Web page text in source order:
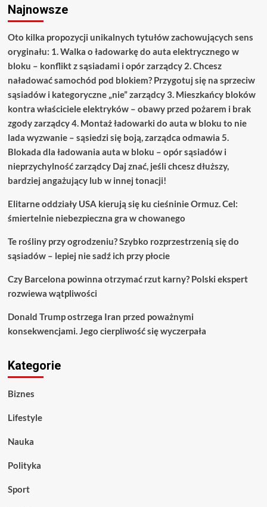
Najnowsze
Oto kilka propozycji unikalnych tytułów zachowujących sens
oryginału: 1. Walka o ładowarkę do auta elektrycznego w
bloku – konflikt z sąsiadami i opór zarządcy 2. Chcesz
naładować samochód pod blokiem? Przygotuj się na sprzeciw
sąsiadów i kategoryczne „nie” zarządcy 3. Mieszkańcy bloków
kontra właściciele elektryków – obawy przed pożarem i brak
zgody zarządcy 4. Montaż ładowarki do auta w bloku to nie
lada wyzwanie – sąsiedzi się boją, zarządca odmawia 5.
Blokada dla ładowania auta w bloku – opór sąsiadów i
nieprzychylność zarządcy Daj znać, jeśli chcesz dłuższy,
bardziej angażujący lub w innej tonacji!
Elitarne oddziały USA kierują się ku cieśninie Ormuz. Cel:
śmiertelnie niebezpieczna gra w chowanego
Te rośliny przy ogrodzeniu? Szybko rozprzestrzenią się do
sąsiadów – lepiej nie sadź ich przy płocie
Czy Barcelona powinna otrzymać rzut karny? Polski ekspert
rozwiewa wątpliwości
Donald Trump ostrzega Iran przed poważnymi
konsekwencjami. Jego cierpliwość się wyczerpała
Kategorie
Biznes
Lifestyle
Nauka
Polityka
Sport